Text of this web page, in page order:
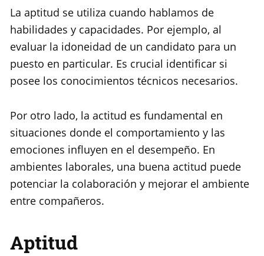
La aptitud se utiliza cuando hablamos de
habilidades y capacidades. Por ejemplo, al
evaluar la idoneidad de un candidato para un
puesto en particular. Es crucial identificar si
posee los conocimientos técnicos necesarios.
Por otro lado, la actitud es fundamental en
situaciones donde el comportamiento y las
emociones influyen en el desempeño. En
ambientes laborales, una buena actitud puede
potenciar la colaboración y mejorar el ambiente
entre compañeros.
Aptitud